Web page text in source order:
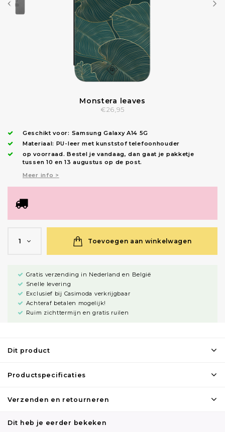
Monstera leaves
€26,95
Geschikt voor: Samsung Galaxy A14 5G
Materiaal: PU-leer met kunststof telefoonhouder
op voorraad.Bestel je vandaag, dan gaat je pakketje
tussen 10 en 13 augustus op de post.
Meer info >
1 Toevoegen aan winkelwagen
Gratis verzending in Nederland en België
Snelle levering
Exclusief bij Casimoda verkrijgbaar
Achteraf betalen mogelijk!
Ruim zichttermijn en gratis ruilen
Dit product
Productspecificaties
Verzenden en retourneren
Dit heb je eerder bekeken